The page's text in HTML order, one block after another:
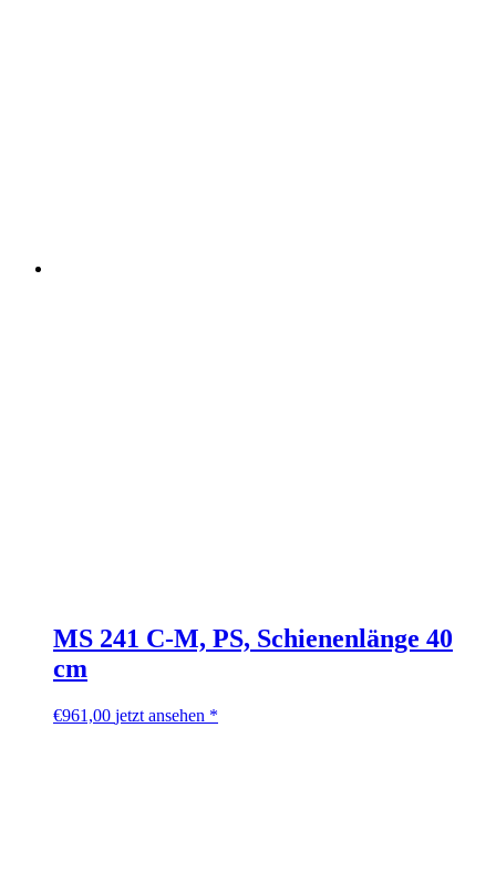
MS 241 C-M, PS, Schienenlänge 40
cm
€961,00 jetzt ansehen *